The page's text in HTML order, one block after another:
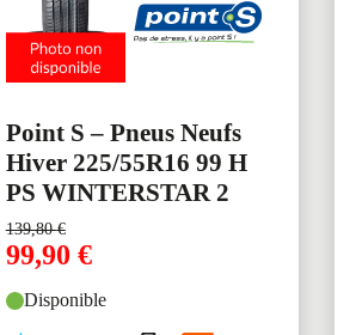
Point S – Pneus Neufs
Hiver 225/55R16 99 H
PS WINTERSTAR 2
139,80€
99,90 €
Disponible